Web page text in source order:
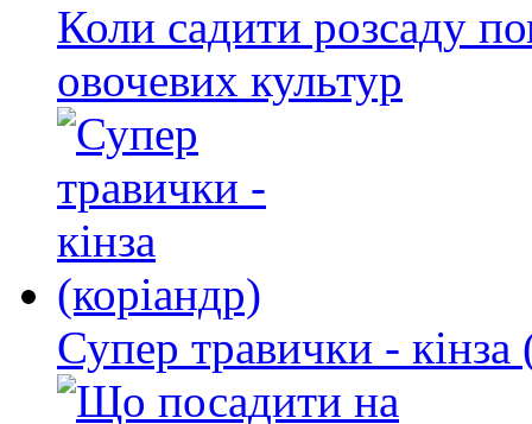
Коли садити розсаду
овочевих культур
Супер травички - кінза